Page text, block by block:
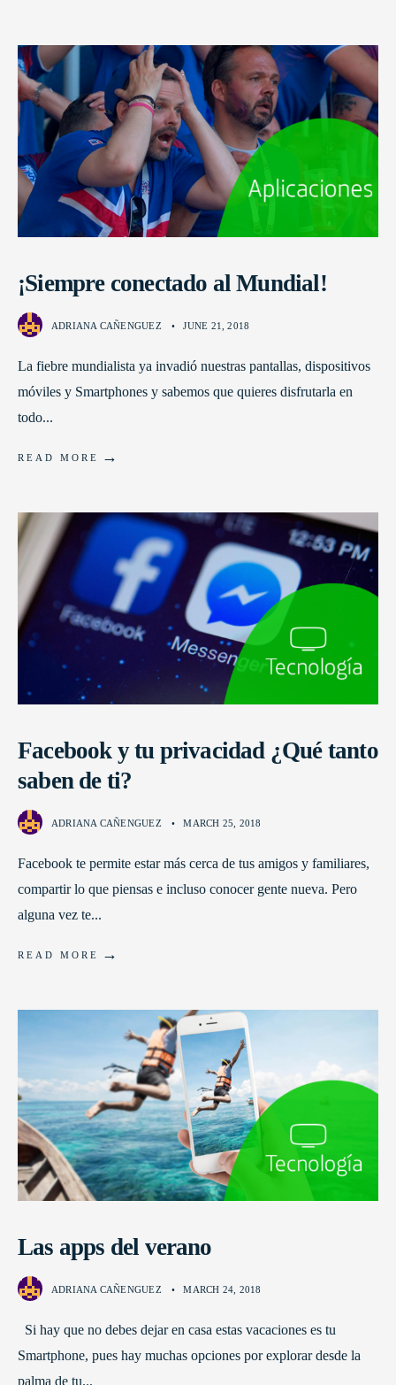
¡Siempre conectado al Mundial!
ADRIANA CAÑENGUEZ • JUNE 21, 2018
La fiebre mundialista ya invadió nuestras pantallas, dispositivos
móviles y Smartphones y sabemos que quieres disfrutarla en
todo...
READ MORE →
Facebook y tu privacidad ¿Qué tanto
saben de ti?
ADRIANA CAÑENGUEZ • MARCH 25, 2018
Facebook te permite estar más cerca de tus amigos y familiares,
compartir lo que piensas e incluso conocer gente nueva. Pero
alguna vez te...
READ MORE →
Las apps del verano
ADRIANA CAÑENGUEZ • MARCH 24, 2018
Si hay que no debes dejar en casa estas vacaciones es tu
Smartphone, pues hay muchas opciones por explorar desde la
palma de tu...